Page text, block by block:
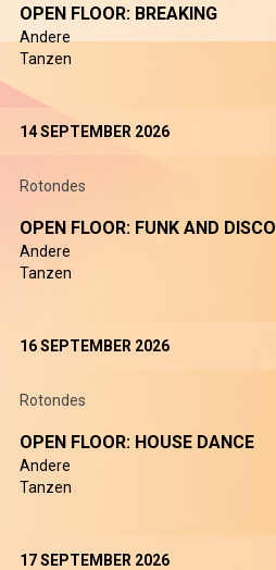
OPEN FLOOR: BREAKING
Andere
Tanzen
14 SEPTEMBER 2026
Rotondes
OPEN FLOOR: FUNK AND DISCO
Andere
Tanzen
16 SEPTEMBER 2026
Rotondes
OPEN FLOOR: HOUSE DANCE
Andere
Tanzen
17 SEPTEMBER 2026